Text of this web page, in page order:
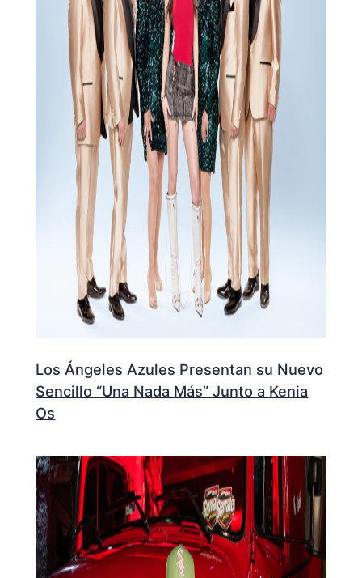
Los Ángeles Azules Presentan su Nuevo
Sencillo “Una Nada Más” Junto a Kenia
Os